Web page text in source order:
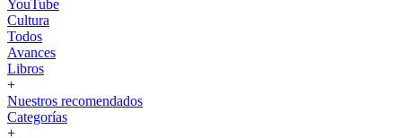
YouTube
Cultura
Todos
Avances
Libros
+
Nuestros recomendados
Categorías
+